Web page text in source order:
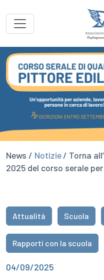
News / Notizie/ Torna
2025 del corso serale
Attualità Scuola
Rapporti con la scuola
04/09/2025